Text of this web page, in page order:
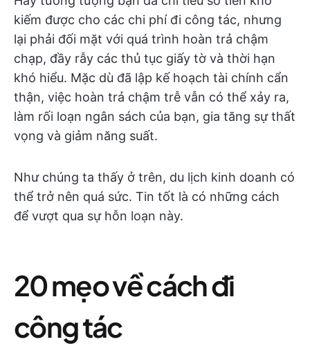
kiếm được cho các chi phí đi công tác, nhưng
lại phải đối mặt với quá trình hoàn trả chậm
chạp, đầy rẫy các thủ tục giấy tờ và thời hạn
khó hiểu. Mặc dù đã lập kế hoạch tài chính cẩn
thận, việc hoàn trả chậm trễ vẫn có thể xảy ra,
làm rối loạn ngân sách của bạn, gia tăng sự thất
vọng và giảm năng suất.
Như chúng ta thấy ở trên, du lịch kinh doanh có
thể trở nên quá sức. Tin tốt là có những cách
để vượt qua sự hỗn loạn này.
20 mẹo về cách đi
công tác